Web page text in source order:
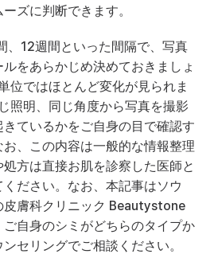
ズに判断できます。
、12週間といった間隔で、写真
をあらかじめ決めておきましょ
位ではほとんど変化が見られま
照明、同じ角度から写真を撮影
ているかをご自身の目で確認す
、この内容は一般的な情報整理
方は直接お肌を診察した医師と
ださい。なお、本記事はソウ
皮膚科クリニック Beautystone
自身のシミがどちらのタイプか
セリングでご相談ください。